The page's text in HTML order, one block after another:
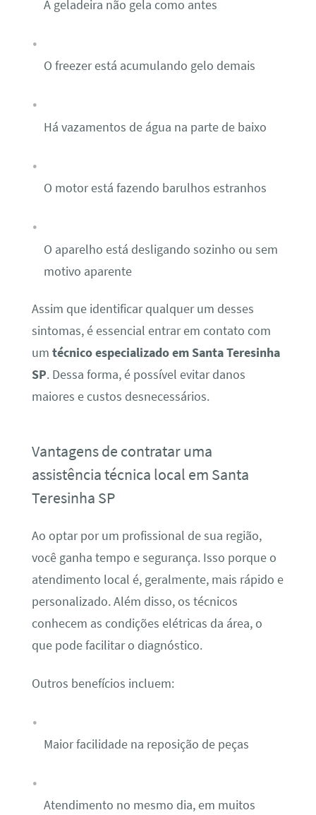
A geladeira não gela como antes
O freezer está acumulando gelo demais
Há vazamentos de água na parte de baixo
O motor está fazendo barulhos estranhos
O aparelho está desligando sozinho ou sem
motivo aparente
Assim que identificar qualquer um desses
sintomas, é essencial entrar em contato com
um técnico especializado em Santa Teresinha
SP. Dessa forma, é possível evitar danos
maiores e custos desnecessários.
Vantagens de contratar uma
assistência técnica local em Santa
Teresinha SP
Ao optar por um profissional de sua região,
você ganha tempo e segurança. Isso porque o
atendimento local é, geralmente, mais rápido e
personalizado. Além disso, os técnicos
conhecem as condições elétricas da área, o
que pode facilitar o diagnóstico.
Outros benefícios incluem:
Maior facilidade na reposição de peças
Atendimento no mesmo dia, em muitos